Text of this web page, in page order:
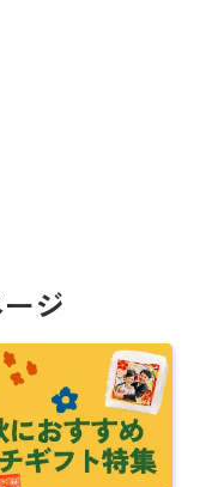
でサプラーイズ
ーン情報！！
ペーン実施中！
伝えよう
すすめギフト
でに間に合う商
を楽しもう！
ジ